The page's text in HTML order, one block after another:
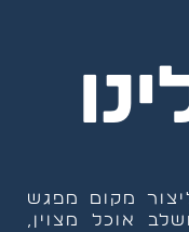
מקום מפגש
אוכל מצוין,